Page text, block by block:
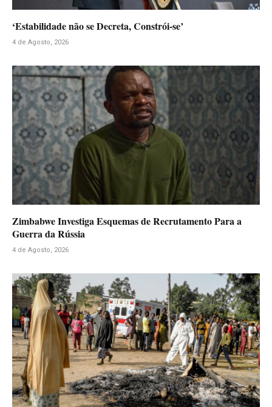
‘Estabilidade não se Decreta, Constrói-se’
4 de Agosto, 2026
Zimbabwe Investiga Esquemas de Recrutamento Para a
Guerra da Rússia
4 de Agosto, 2026